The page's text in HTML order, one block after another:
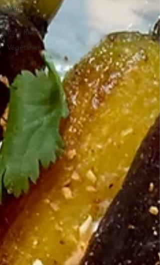
Viande
Poisson
Pâte Risotto
Végétarien